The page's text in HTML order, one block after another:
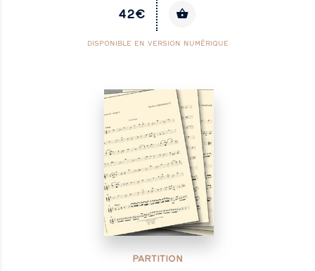
42€
DISPONIBLE EN VERSION NUMÉRIQUE
PARTITION